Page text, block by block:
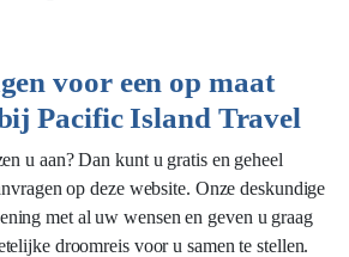
voor een op maat
Pacific Island Travel
u aan? Dan kunt u gratis en geheel
op deze website. Onze deskundige
met al uw wensen en geven u graag
droomreis voor u samen te stellen.